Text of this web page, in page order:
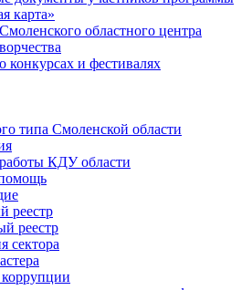
карта»
областного центра
конкурсах и фестивалях
типа Смоленской области
КДУ области
реестр
реестр
сектора